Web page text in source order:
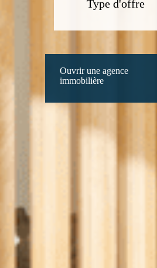
Type d'offre
Ouvrir une agence
immobilière